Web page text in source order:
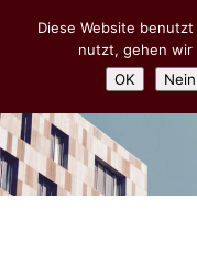
Diese Website
nutzt, gehen wir
OK
Nein